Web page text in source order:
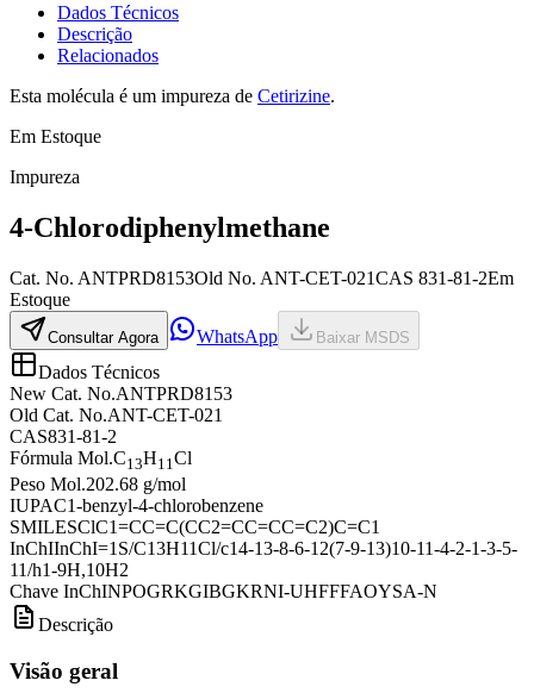
Dados Técnicos
Descrição
Relacionados
Esta molécula é um impureza de Cetirizine.
Em Estoque
Impureza
4-Chlorodiphenylmethane
Cat. No. ANTPRD8153Old No. ANT-CET-021CAS 831-81-2Em
Estoque
Consultar Agora WhatsApp Baixar MSDS
Dados Técnicos
New Cat. No.ANTPRD8153
Old Cat. No.ANT-CET-021
CAS831-81-2
Fórmula Mol.C13H11 Cl
Peso Mol.202.68 g/mol
IUPAC1-benzyl-4-chlorobenzene
SMILESClC1=CC=C(CC2=CC=CC=C2)C=C1
InChIInChI=1S/C13H11Cl/c14-13-8-6-12(7-9-13)10-11-4-2-1-3-5-
11/h1-9H,10H2
Chave InChINPOGRKGIBGKRNI-UHFFFAOYSA-N
Descrição
Visão geral